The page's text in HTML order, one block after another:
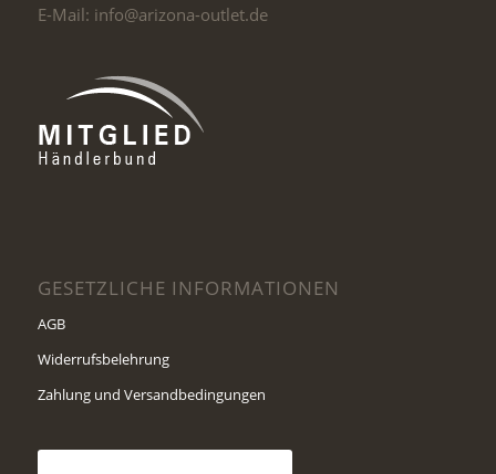
E-Mail: info@arizona-outlet.de
GESETZLICHE INFORMATIONEN
AGB
Widerrufsbelehrung
Zahlung und Versandbedingungen